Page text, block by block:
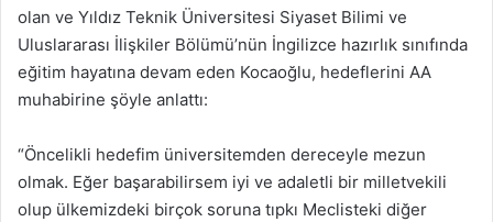
olan ve Yıldız Teknik Üniversitesi Siyaset Bilimi ve
Uluslararası İlişkiler Bölümü’nün İngilizce hazırlık sınıfında
eğitim hayatına devam eden Kocaoğlu, hedeflerini AA
muhabirine şöyle anlattı:
“Öncelikli hedefim üniversitemden dereceyle mezun
olmak. Eğer başarabilirsem iyi ve adaletli bir milletvekili
olup ülkemizdeki birçok soruna tıpkı Meclisteki diğer